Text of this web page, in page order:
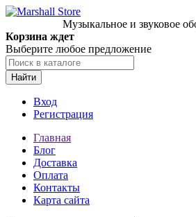
Музыкальное и звуковое
Корзина ждет
Выберите любое предложение
Найти
Вход
Регистрация
Главная
Блог
Доставка
Оплата
Контакты
Карта сайта